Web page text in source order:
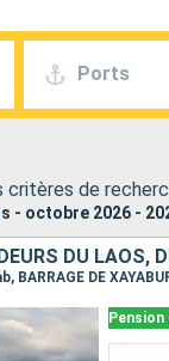
Ports
critères de
- octobre 2026 -
DU LAOS,
BARRAGE DE